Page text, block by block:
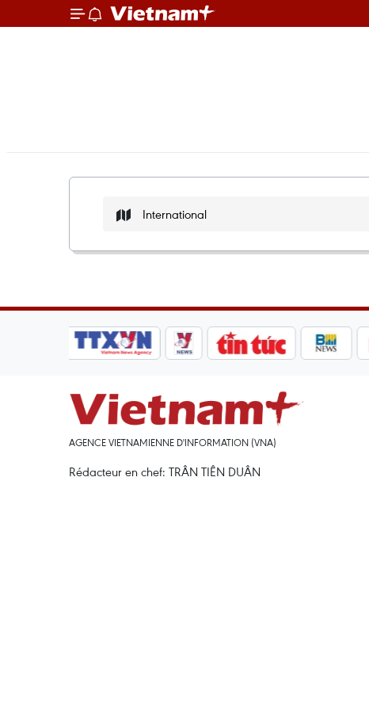
AGENCE VIETNAMIENNE D'INFORMATION (VNA)
Rédacteur en chef: TRÂN TIÊN DUÂN